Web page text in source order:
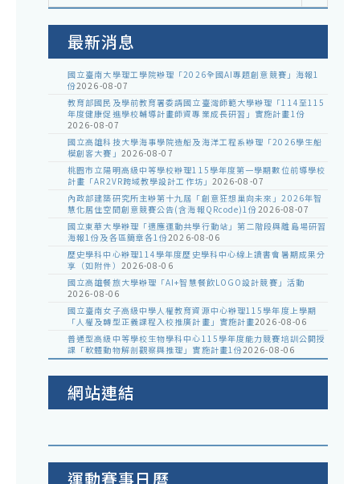
室
最新消息
國立臺南大學理工學院辦理「2026全國AI專題創意競賽」海報1
份2026-08-07
教育部國民及學前教育署委請國立臺灣師範大學辦理「114至115
年度健康促進學校輔導計畫師資專業成長研習」實施計畫1份
2026-08-07
國立高雄科技大學海事學院造船及海洋工程系辦理「2026學生船
模創客大賽」 2026-08-07
桃園市立陽明高級中等學校辦理115學年度第一學期數位前導學校
計畫「AR2VR跨域教學設計工作坊」 2026-08-07
內政部建築研究所主辦第十九屆「創意狂想巢向未來」2026年智
慧化居住空間創意競賽公告(含海報QRcode)1份2026-08-07
國立東華大學辦理「適應運動共學行動站」第二階段與離島場研習
海報1份及各區簡章各1份2026-08-06
歷史學科中心辦理114學年度歷史學科中心線上讀書會暑期成果分
享（如附件） 2026-08-06
國立高雄餐旅大學辦理「AI+智慧餐飲LOGO設計競賽」活動
2026-08-06
國立臺南女子高級中學人權教育資源中心辦理115學年度上學期
「人權及轉型正義課程入校推廣計畫」實施計畫2026-08-06
普通型高級中等學校生物學科中心115學年度能力競賽培訓公開授
課「軟體動物解剖觀察與推理」實施計畫1份2026-08-06
網站連結
運動賽事日曆